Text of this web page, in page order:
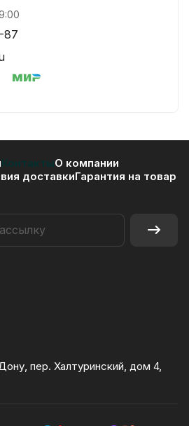
87
КонтактыО компании
доставкиГарантия на товар
пер. Халтуринский, дом 4,